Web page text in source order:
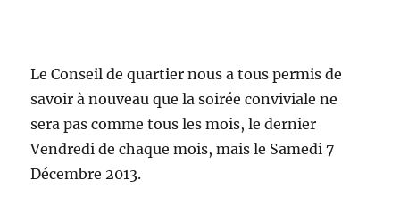
Le Conseil de quartier nous a tous permis de
savoir à nouveau que la soirée conviviale ne
sera pas comme tous les mois, le dernier
Vendredi de chaque mois, mais le Samedi 7
Décembre 2013.